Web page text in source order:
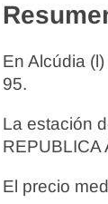
En Alcúdia
95.
La estación
REPUBLICA
El precio